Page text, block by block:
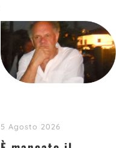
5 Agosto 2026